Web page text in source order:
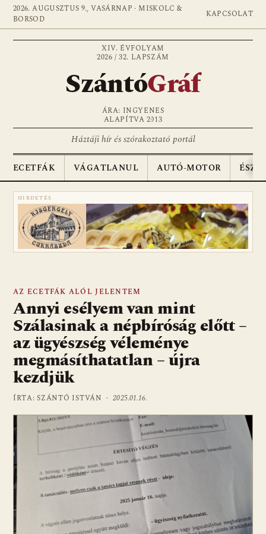
2026. AUGUSZTUS 9., VASÁRNAP · MISKOLC &
BORSOD
KAPCSOLAT
XIV. ÉVFOLYAM
2026 / 32. LAPSZÁM
SzántóGráf
ÁRA: INGYENES
ALAPÍTVA 2013
Háztáji hír és szórakoztató portál
ECETFÁK VÁGATLANUL AUTÓ-MOTOR
HIRDETÉS
AZ ECETFÁK ALÓL JELENTEM
Annyi esélyem van mint
Szálasinak a népbíróság előtt –
az ügyészség véleménye
megmásíthatatlan – újra
kezdjük
ÍRTA: SZÁNTÓ ISTVÁN ·2025.01.16.